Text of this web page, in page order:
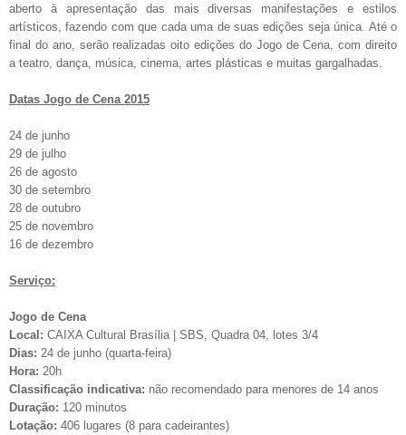
aberto à apresentação das mais diversas manifestações e estilos
artísticos, fazendo com que cada uma de suas edições seja única. Até o
final do ano, serão realizadas oito edições do Jogo de Cena, com direito
a teatro, dança, música, cinema, artes plásticas e muitas gargalhadas.
Datas Jogo de Cena 2015
24 de junho
29 de julho
26 de agosto
30 de setembro
28 de outubro
25 de novembro
16 de dezembro
Serviço:
Jogo de Cena
Local: CAIXA Cultural Brasília | SBS, Quadra 04, lotes 3/4
Dias: 24 de junho (quarta-feira)
Hora: 20h
Classificação indicativa: não recomendado para menores de 14 anos
Duração: 120 minutos
Lotação: 406 lugares (8 para cadeirantes)